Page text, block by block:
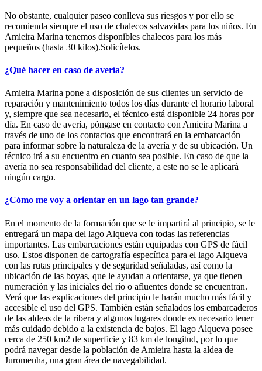
No obstante, cualquier paseo conlleva sus riesgos y por ello se
recomienda siempre el uso de chalecos salvavidas para los niños. En
Amieira Marina tenemos disponibles chalecos para los más
pequeños (hasta 30 kilos).Solicítelos.
¿Qué hacer en caso de avería?
Amieira Marina pone a disposición de sus clientes un servicio de
reparación y mantenimiento todos los días durante el horario laboral
y, siempre que sea necesario, el técnico está disponible 24 horas por
día. En caso de avería, póngase en contacto con Amieira Marina a
través de uno de los contactos que encontrará en la embarcación
para informar sobre la naturaleza de la avería y de su ubicación. Un
técnico irá a su encuentro en cuanto sea posible. En caso de que la
avería no sea responsabilidad del cliente, a este no se le aplicará
ningún cargo.
¿Cómo me voy a orientar en un lago tan grande?
En el momento de la formación que se le impartirá al principio, se le
entregará un mapa del lago Alqueva con todas las referencias
importantes. Las embarcaciones están equipadas con GPS de fácil
uso. Estos disponen de cartografía específica para el lago Alqueva
con las rutas principales y de seguridad señaladas, así como la
ubicación de las boyas, que le ayudan a orientarse, ya que tienen
numeración y las iniciales del río o afluentes donde se encuentran.
Verá que las explicaciones del principio le harán mucho más fácil y
accesible el uso del GPS. También están señalados los embarcaderos
de las aldeas de la ribera y algunos lugares donde es necesario tener
más cuidado debido a la existencia de bajos. El lago Alqueva posee
cerca de 250 km2 de superficie y 83 km de longitud, por lo que
podrá navegar desde la población de Amieira hasta la aldea de
Juromenha, una gran área de navegabilidad.